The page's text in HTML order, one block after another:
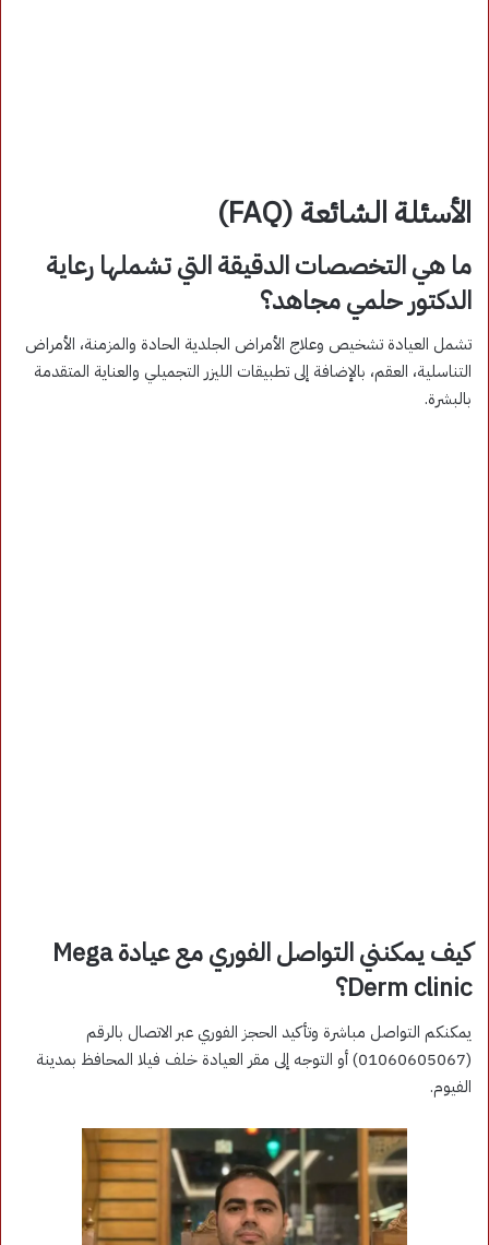
الأسئلة الشائعة (FAQ)
ما هي التخصصات الدقيقة التي تشملها رعاية
الدكتور حلمي مجاهد؟
تشمل العيادة تشخيص وعلاج الأمراض الجلدية الحادة والمزمنة، الأمراض
التناسلية، العقم، بالإضافة إلى تطبيقات الليزر التجميلي والعناية المتقدمة
بالبشرة.
كيف يمكنني التواصل الفوري مع عيادة Mega
Derm clinic؟
يمكنكم التواصل مباشرة وتأكيد الحجز الفوري عبر الاتصال بالرقم
(01060605067) أو التوجه إلى مقر العيادة خلف فيلا المحافظ بمدينة
الفيوم.